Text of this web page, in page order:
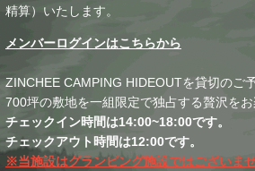
精算）いたします。
メンバーログインはこちらから
ZINCHEE CAMPING HIDEOUTを貸切のご
700坪の敷地を一組限定で独占する贅沢をお
チェックイン時間は14:00~18:00です。
チェックアウト時間は12:00です。
※当施設はグランピング施設ではございま